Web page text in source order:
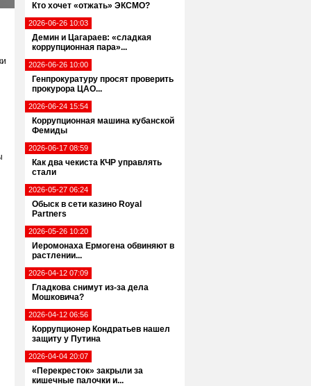
Кто хочет «отжать» ЭКСМО?
2026-06-26 10:03
Демин и Цагараев: «сладкая
коррупционная пара»...
2026-06-26 10:00
Генпрокуратуру просят проверить
прокурора ЦАО...
2026-06-24 15:54
Коррупционная машина кубанской
Фемиды
2026-06-17 08:59
Как два чекиста КЧР управлять
стали
2026-05-27 06:24
Обыск в сети казино Royal
Partners
2026-05-26 10:20
Иеромонаха Ермогена обвиняют в
растлении...
2026-04-12 07:09
Гладкова снимут из-за дела
Мошковича?
2026-04-12 06:56
Коррупционер Кондратьев нашел
защиту у Путина
2026-04-04 20:07
«Перекресток» закрыли за
кишечные палочки и...